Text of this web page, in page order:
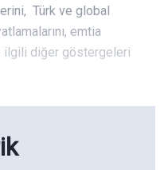
Türk ve global
emtia
ilgili diğer göstergeleri